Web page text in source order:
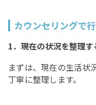
カウンセリングで
1．現在の状況を整理す
まずは、現在の生活状
丁寧に整理します。